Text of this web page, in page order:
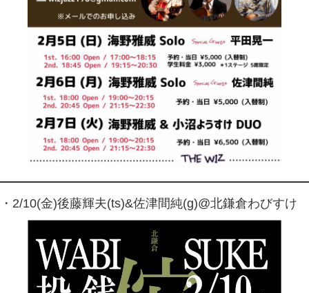
・2/10(金)後藤輝夫(ts)&佐津間純(g)@北鎌倉わびすけ